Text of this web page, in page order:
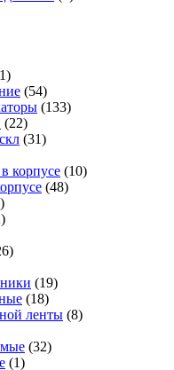
(54)
(133)
(22)
(31)
корпусе (10)
(48)
(19)
(18)
ленты (8)
(32)
(1)